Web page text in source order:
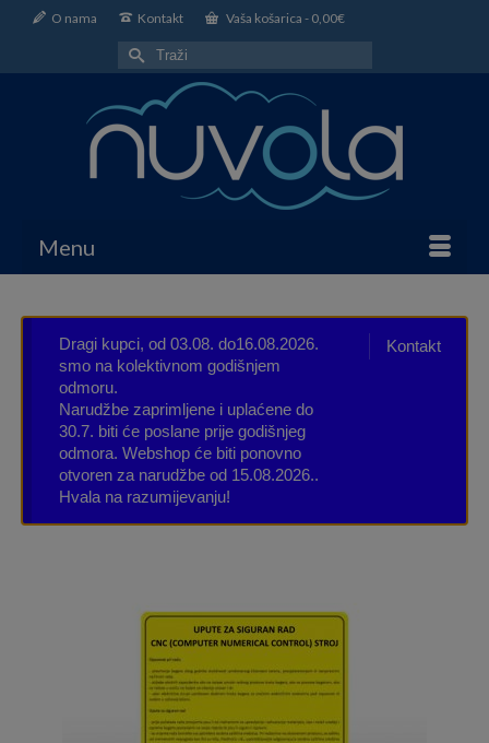
O nama Kontakt Vaša košarica - 0,00€
Search
for:
Menu
Kontakt
Dragi kupci, od 03.08. do16.08.2026.
smo na kolektivnom godišnjem
odmoru.
Narudžbe zaprimljene i uplaćene do
30.7. biti će poslane prije godišnjeg
odmora. Webshop će biti ponovno
otvoren za narudžbe od 15.08.2026..
Hvala na razumijevanju!